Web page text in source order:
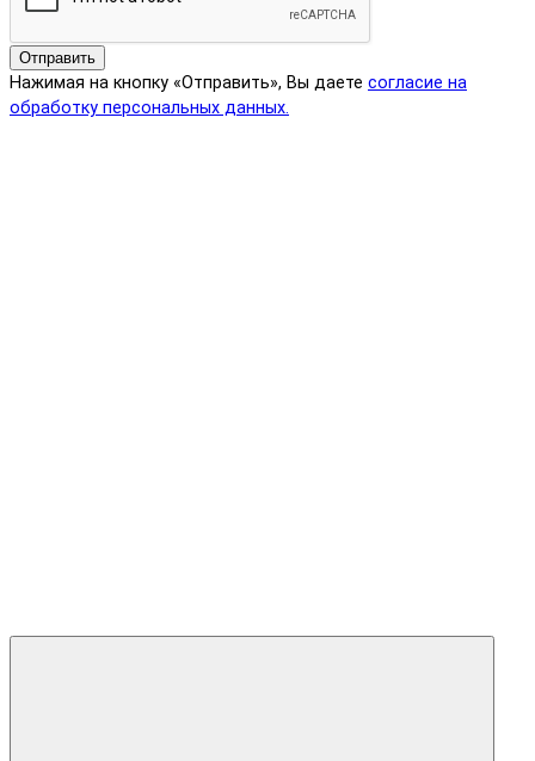
Отправить
Нажимая на кнопку «Отправить», Вы даете согласие на
обработку персональных данных.